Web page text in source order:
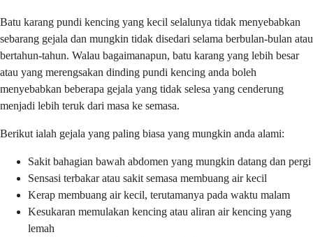
Batu karang pundi kencing yang kecil selalunya tidak menyebabkan
sebarang gejala dan mungkin tidak disedari selama berbulan-bulan atau
bertahun-tahun. Walau bagaimanapun, batu karang yang lebih besar
atau yang merengsakan dinding pundi kencing anda boleh
menyebabkan beberapa gejala yang tidak selesa yang cenderung
menjadi lebih teruk dari masa ke semasa.
Berikut ialah gejala yang paling biasa yang mungkin anda alami:
Sakit bahagian bawah abdomen yang mungkin datang dan pergi
Sensasi terbakar atau sakit semasa membuang air kecil
Kerap membuang air kecil, terutamanya pada waktu malam
Kesukaran memulakan kencing atau aliran air kencing yang
lemah